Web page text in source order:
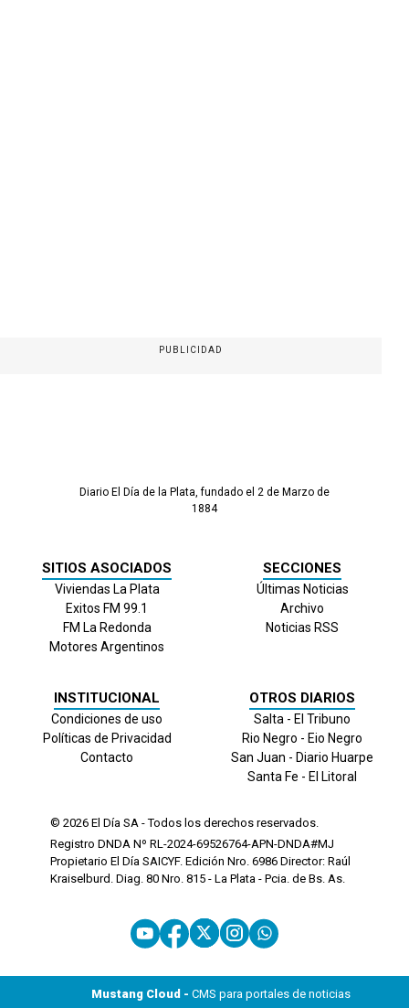
PUBLICIDAD
Diario El Día de la Plata, fundado el 2 de Marzo de
1884
SITIOS ASOCIADOS
Viviendas La Plata
Exitos FM 99.1
FM La Redonda
Motores Argentinos
SECCIONES
Últimas Noticias
Archivo
Noticias RSS
INSTITUCIONAL
Condiciones de uso
Políticas de Privacidad
Contacto
OTROS DIARIOS
Salta - El Tribuno
Rio Negro - Eio Negro
San Juan - Diario Huarpe
Santa Fe - El Litoral
© 2026 El Día SA - Todos los derechos reservados.
Registro DNDA Nº RL-2024-69526764-APN-DNDA#MJ
Propietario El Día SAICYF. Edición Nro. 6986 Director: Raúl
Kraiselburd. Diag. 80 Nro. 815 - La Plata - Pcia. de Bs. As.
Mustang Cloud - CMS para portales de noticias